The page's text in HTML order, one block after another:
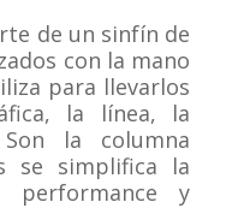
de un sinfín de
con la mano
para llevarlos
la línea, la
la columna
se simplifica la
performance y